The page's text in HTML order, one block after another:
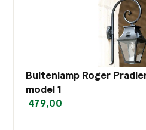
Buitenlamp Roger
model 1
479,00